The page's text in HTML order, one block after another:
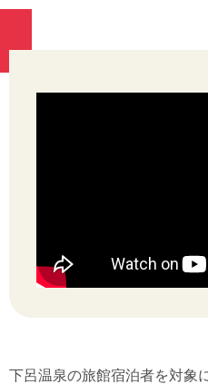
下呂温泉の旅館宿泊者を対象